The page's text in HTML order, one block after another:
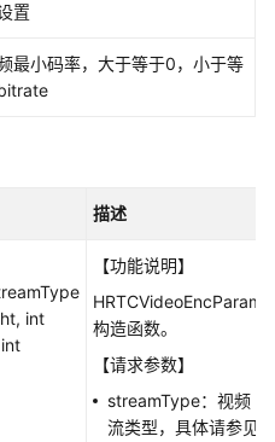
置
最小码率，大于等于0，小于等
描述
int
【功能说明】
HRTCVideoEncParam
构造函数。
【请求参数】
streamType：视频
流类型，具体请参见